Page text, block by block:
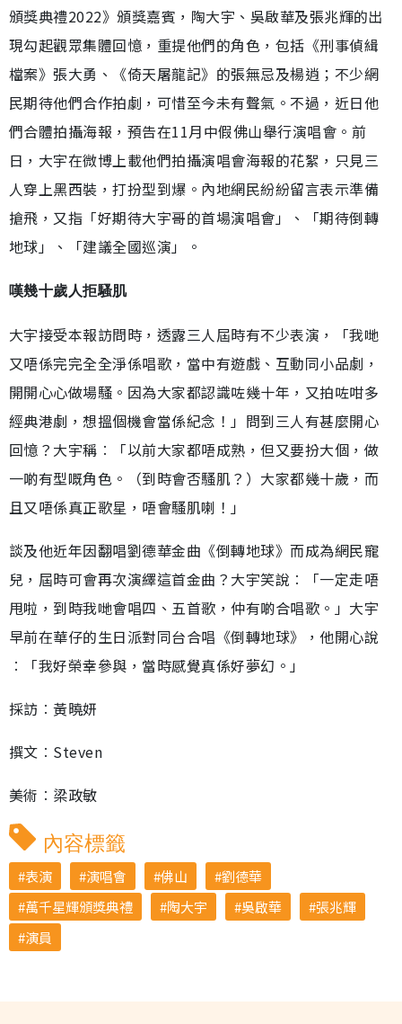
頒獎典禮2022》頒獎嘉賓，陶大宇、吳啟華及張兆輝的出
現勾起觀眾集體回憶，重提他們的角色，包括《刑事偵緝
檔案》張大勇、《倚天屠龍記》的張無忌及楊逍；不少網
民期待他們合作拍劇，可惜至今未有聲氣。不過，近日他
們合體拍攝海報，預告在11月中假佛山舉行演唱會。前
日，大宇在微博上載他們拍攝演唱會海報的花絮，只見三
人穿上黑西裝，打扮型到爆。內地網民紛紛留言表示準備
搶飛，又指「好期待大宇哥的首場演唱會」、「期待倒轉
地球」、「建議全國巡演」。
嘆幾十歲人拒騷肌
大宇接受本報訪問時，透露三人屆時有不少表演，「我哋
又唔係完完全全淨係唱歌，當中有遊戲、互動同小品劇，
開開心心做場騷。因為大家都認識咗幾十年，又拍咗咁多
經典港劇，想搵個機會當係紀念！」問到三人有甚麼開心
回憶？大宇稱︰「以前大家都唔成熟，但又要扮大個，做
一啲有型嘅角色。（到時會否騷肌？）大家都幾十歲，而
且又唔係真正歌星，唔會騷肌喇！」
談及他近年因翻唱劉德華金曲《倒轉地球》而成為網民寵
兒，屆時可會再次演繹這首金曲？大宇笑說︰「一定走唔
甩啦，到時我哋會唱四、五首歌，仲有啲合唱歌。」大宇
早前在華仔的生日派對同台合唱《倒轉地球》，他開心說
︰「我好榮幸參與，當時感覺真係好夢幻。」
採訪︰黃曉妍
撰文︰Steven
美術︰梁政敏
內容標籤
表演 演唱會 佛山
劉德華
萬千星輝頒獎典禮
陶大宇 吳啟華
張兆輝
演員